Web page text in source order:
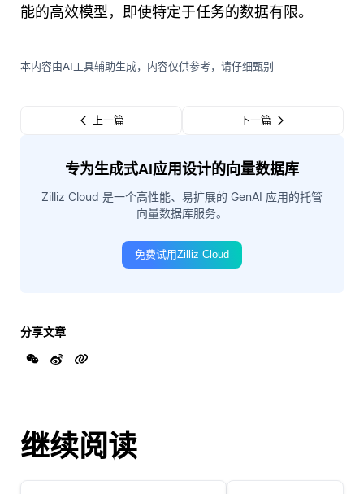
能的高效模型，即使特定于任务的数据有限。
本内容由AI工具辅助生成，内容仅供参考，请仔细甄别
上一篇 下一篇
专为生成式AI应用设计的向量数据库
Zilliz Cloud 是一个高性能、易扩展的 GenAI 应用的托管
向量数据库服务。
免费试用Zilliz Cloud
分享文章
继续阅读